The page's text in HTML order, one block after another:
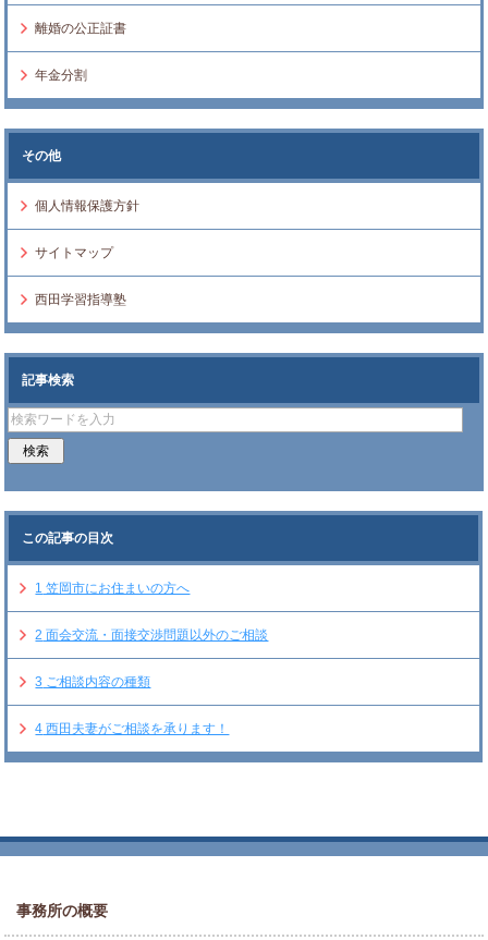
離婚の公正証書
年金分割
その他
個人情報保護方針
サイトマップ
西田学習指導塾
記事検索
この記事の目次
1 笠岡市にお住まいの方へ
2 面会交流・面接交渉問題以外のご相談
3 ご相談内容の種類
4 西田夫妻がご相談を承ります！
事務所の概要